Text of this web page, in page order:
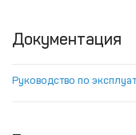
Документация
Руководство по